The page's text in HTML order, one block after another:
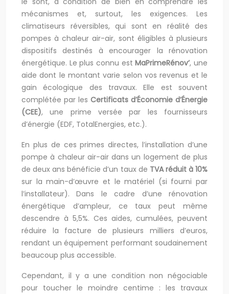
mécanismes et, surtout, les exigences. Les
climatiseurs réversibles, qui sont en réalité des
pompes à chaleur air-air, sont éligibles à plusieurs
dispositifs destinés à encourager la rénovation
énergétique. Le plus connu estMaPrimeRénov’, une
aide dont le montant varie selon vos revenus et le
gain écologique des travaux. Elle est souvent
complétée par les Certificats d’Économie d’Énergie
(CEE), une prime versée par les fournisseurs
d’énergie (EDF, TotalEnergies, etc.).
En plus de ces primes directes, l’installation d’une
pompe à chaleur air-air dans un logement de plus
de deux ans bénéficie d’un taux de TVA réduit à 10%
sur la main-d’œuvre et le matériel (si fourni par
l’installateur). Dans le cadre d’une rénovation
énergétique d’ampleur, ce taux peut même
descendre à 5,5%. Ces aides, cumulées, peuvent
réduire la facture de plusieurs milliers d’euros,
rendant un équipement performant soudainement
beaucoup plus accessible.
Cependant, il y a une condition non négociable
pour toucher le moindre centime : les travaux